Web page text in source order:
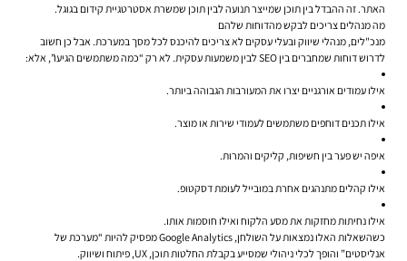
האתר. זה ההבדל בין תוכן שמייצר תנועה לבין תוכן שמשרת אסטרטגיית קידום בגוגל.
מה מנהלים צריכים לבקש מהדוחות שלהם
מנכ"לים, מנהלי שיווק ובעלי עסקים לא צריכים להיכנס לכל מסך במערכת. אבל כן חשוב
לדרוש דוחות שמחברים בין SEO לבין משמעות עסקית. לא רק “כמה משתמשים הגיעו”, אלא:
אילו עמודים אורגניים יצרו את המעורבות הגבוהה ביותר.
אילו תכנים דוחפים משתמשים לעמודי שירות או מוצר.
איפה יש פער בין חשיפות, קליקים והמרות.
אילו קהלים מתנהגים אחרת במובייל לעומת דסקטופ.
אילו נחיתות מחזקות את מסע הלקוח ואילו חוסמות אותו.
כשהשאלות האלו נמצאות על השולחן, Google Analytics מפסיק להיות “מערכת של
אנליסטים” והופך לכלי ניהולי שמסייע בקבלת החלטות תוכן, UX, פיתוח ושיווק.